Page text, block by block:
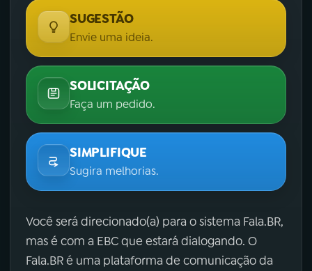
SUGESTÃO
Envie uma ideia.
SOLICITAÇÃO
Faça um pedido.
SIMPLIFIQUE
Sugira melhorias.
Você será direcionado(a) para o sistema Fala.BR,
mas é com a EBC que estará dialogando. O
Fala.BR é uma plataforma de comunicação da